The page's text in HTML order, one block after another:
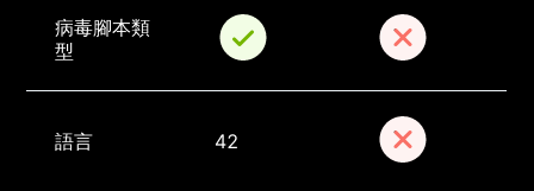
病毒腳本類
型
語言 42